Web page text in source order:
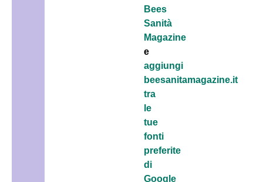
Bees
Sanità
Magazine
e
aggiungi
beesanitamagazine.it
tra
le
tue
fonti
preferite
di
Google